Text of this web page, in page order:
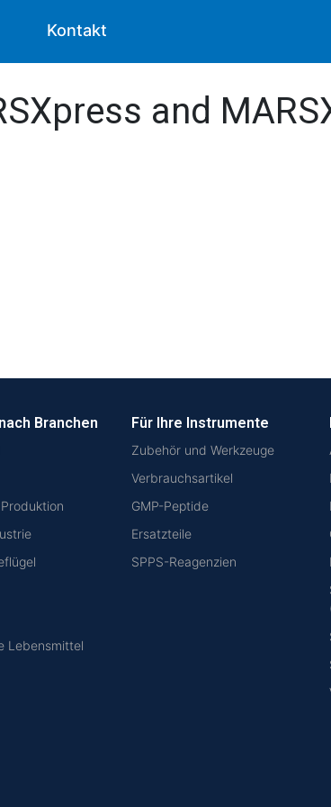
Kontakt
and
Branchen
Lebensmittel
Für Ihre Instrumente
Zubehör und Werkzeuge
Verbrauchsartikel
GMP-Peptide
Ersatzteile
SPPS-Reagenzien